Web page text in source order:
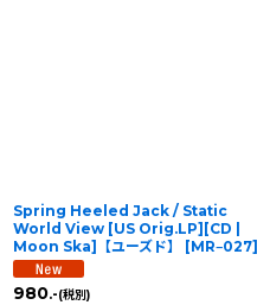
Spring Heeled Jack / Static
World View [US Orig.LP][CD |
Moon Ska]【ユーズド】
[MR‒027]
980.-(税別)